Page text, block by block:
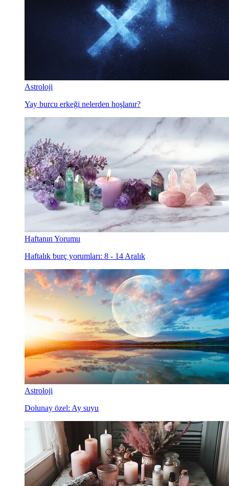
Astroloji
Yay burcu erkeği nelerden hoşlanır?
Haftanın Yorumu
Haftalık burç yorumları: 8 - 14 Aralık
Astroloji
Dolunay özel: Ay suyu